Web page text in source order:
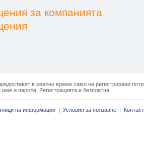
за компанията
в реално време само на регистрирани
и парола. Регистрацията е безплатна.
на информация | Условия за ползване |